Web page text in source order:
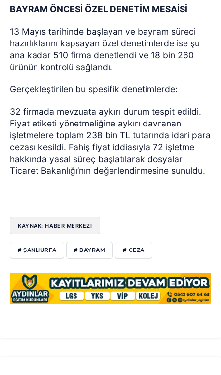
BAYRAM ÖNCESİ ÖZEL DENETİM MESAİSİ
13 Mayıs tarihinde başlayan ve bayram süreci
hazırlıklarını kapsayan özel denetimlerde ise şu
ana kadar 510 firma denetlendi ve 18 bin 260
ürünün kontrolü sağlandı.
Gerçekleştirilen bu spesifik denetimlerde:
32 firmada mevzuata aykırı durum tespit edildi.
Fiyat etiketi yönetmeliğine aykırı davranan
işletmelere toplam 238 bin TL tutarında idari para
cezası kesildi. Fahiş fiyat iddiasıyla 72 işletme
hakkında yasal süreç başlatılarak dosyalar
Ticaret Bakanlığı’nın değerlendirmesine sunuldu.
KAYNAK: HABER MERKEZİ
# ŞANLIURFA # BAYRAM # CEZA